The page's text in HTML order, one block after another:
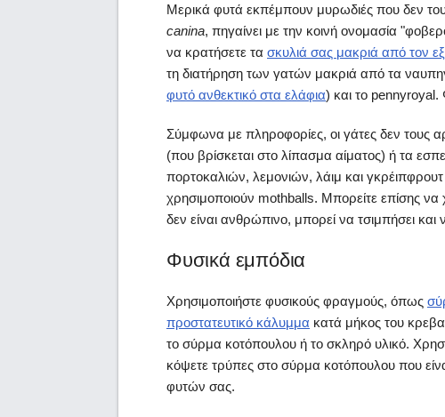
Μερικά φυτά εκπέμπουν μυρωδιές που δεν
canina, πηγαίνει με την κοινή ονομασία
να κρατήσετε τα σκυλιά σας μακριά από τον
τη διατήρηση των γατών μακριά από τα
φυτό ανθεκτικό στα ελάφια) και το
Σύμφωνα με πληροφορίες, οι γάτες δεν τους
(που βρίσκεται στο λίπασμα αίματος) ή τα
πορτοκαλιών, λεμονιών, λάιμ και
χρησιμοποιούν mothballs. Μπορείτε επίσης να
δεν είναι ανθρώπινο, μπορεί να τσιμπήσει
Φυσικά εμπόδια
Χρησιμοποιήστε φυσικούς φραγμούς, όπως
προστατευτικό κάλυμμα κατά μήκος του
το σύρμα κοτόπουλου ή το σκληρό υλικό.
κόψετε τρύπες στο σύρμα κοτόπουλου που
φυτών σας.